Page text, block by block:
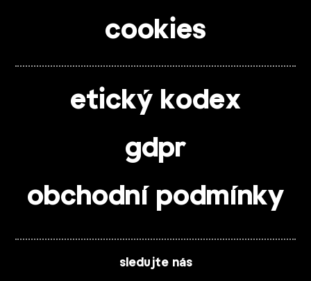
cookies
etický kodex
gdpr
obchodní podmínky
sledujte nás